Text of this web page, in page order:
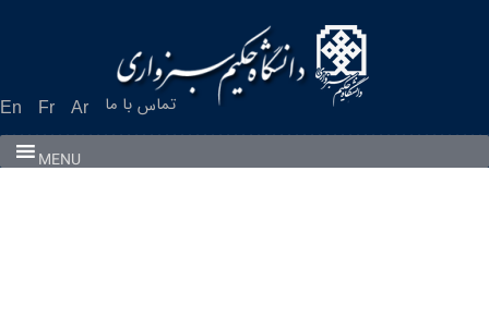
En Fr Ar تماس با ما
MENU